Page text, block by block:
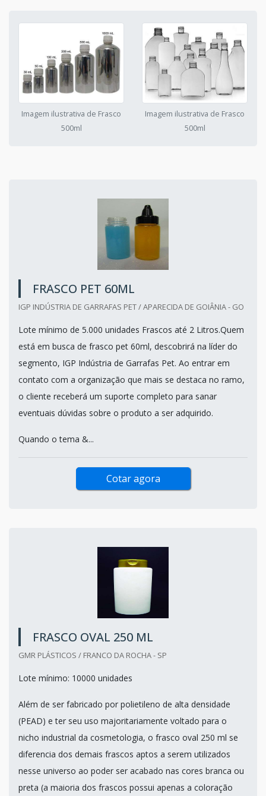
Imagem ilustrativa de Frasco
500ml
Imagem ilustrativa de Frasco
500ml
FRASCO PET 60ML
IGP INDÚSTRIA DE GARRAFAS PET / APARECIDA DE GOIÂNIA - GO
Lote mínimo de 5.000 unidades Frascos até 2 Litros.Quem
está em busca de frasco pet 60ml, descobrirá na líder do
segmento, IGP Indústria de Garrafas Pet. Ao entrar em
contato com a organização que mais se destaca no ramo,
o cliente receberá um suporte completo para sanar
eventuais dúvidas sobre o produto a ser adquirido.
Quando o tema &...
Cotar agora
FRASCO OVAL 250 ML
GMR PLÁSTICOS / FRANCO DA ROCHA - SP
Lote mínimo: 10000 unidades
Além de ser fabricado por polietileno de alta densidade
(PEAD) e ter seu uso majoritariamente voltado para o
nicho industrial da cosmetologia, o frasco oval 250 ml se
diferencia dos demais frascos aptos a serem utilizados
nesse universo ao poder ser acabado nas cores branca ou
preta (a maioria dos frascos possui apenas a coloração